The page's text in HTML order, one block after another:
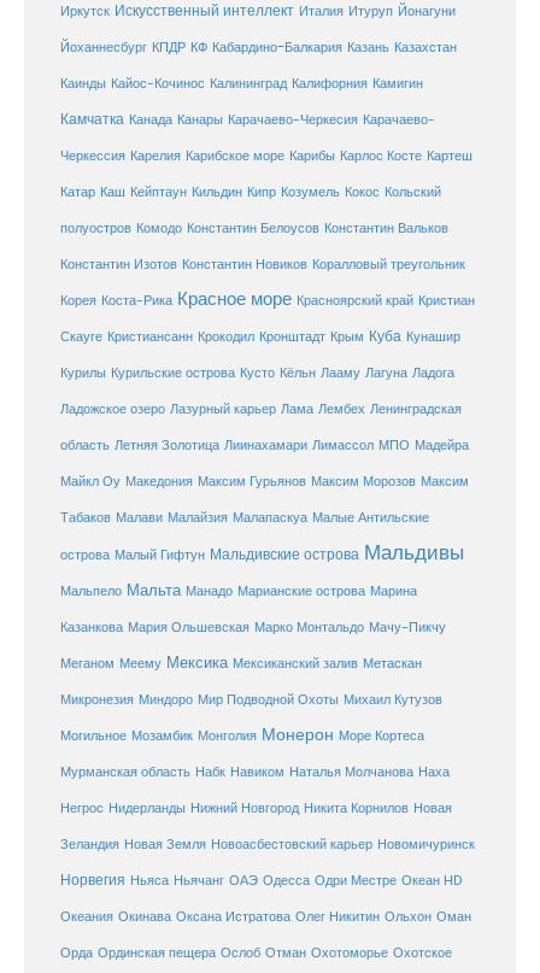
Иркутск Искусственный интеллект Италия Итуруп Йонагуни
Йоханнесбург КПДР КФ Кабардино-Балкария Казань Казахстан
Каинды Кайос-Кочинос Калининград Калифорния Камигин
Камчатка Канада Канары Карачаево-Черкесия Карачаево-
Черкессия Карелия Карибское море Карибы Карлос Косте Картеш
Катар Каш Кейптаун Кильдин Кипр Козумель Кокос Кольский
полуостров Комодо Константин Белоусов Константин Вальков
Константин Изотов Константин Новиков Коралловый треугольник
Корея Коста-Рика Красное море Красноярский край Кристиан
Скауге Кристиансанн Крокодил Кронштадт Крым Куба Кунашир
Курилы Курильские острова Кусто Кёльн Лааму Лагуна Ладога
Ладожское озеро Лазурный карьер Лама Лембех Ленинградская
область Летняя Золотица Лиинахамари Лимассол МПО Мадейра
Майкл Оу Македония Максим Гурьянов Максим Морозов Максим
Табаков Малави Малайзия Малапаскуа Малые Антильские
острова Малый Гифтун Мальдивские острова Мальдивы
Мальпело Мальта Манадо Марианские острова Марина
Казанкова Мария Ольшевская Марко Монтальдо Мачу-Пикчу
Меганом Меему Мексика Мексиканский залив Метаскан
Микронезия Миндоро Мир Подводной Охоты Михаил Кутузов
Могильное Мозамбик Монголия Монерон Море Кортеса
Мурманская область Набк Навиком Наталья Молчанова Наха
Негрос Нидерланды Нижний Новгород Никита Корнилов Новая
Зеландия Новая Земля Новоасбестовский карьер Новомичуринск
Норвегия Ньяса Ньячанг ОАЭ Одесса Одри Местре Океан HD
Океания Окинава Оксана Истратова Олег Никитин Ольхон Оман
Орда Ординская пещера Ослоб Отман Охотоморье Охотское